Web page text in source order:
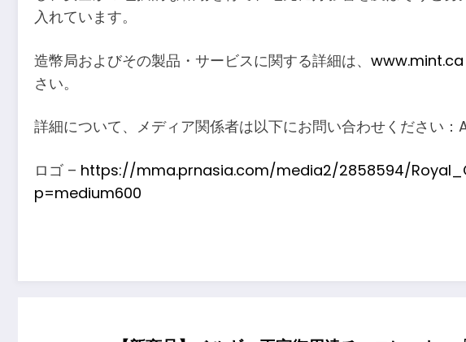
入れています。
造幣局およびその製品・サービスに関する詳細は、 www.mint.ca
さい。
詳細について、メディア関係者は以下にお問い合わせください
ロゴ – https://mma.prnasia.com/media2/2858594/
p=medium600